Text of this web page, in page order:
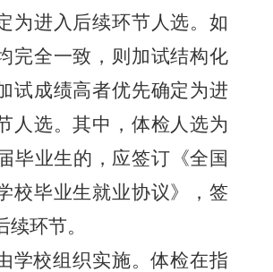
为进入后续环节人选。如
完全一致，则加试结构化
试成绩高者优先确定为进
人选。其中，体检人选为
毕业生的，应签订《全国
校毕业生就业协议》，签
环节。
学校组织实施。体检在指